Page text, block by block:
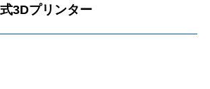
3Dプリンター